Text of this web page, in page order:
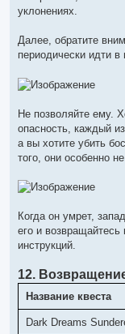
уклонениях.
Далее, обратите
периодически идти
Не позволяйте ему.
опасность, каждый
а вы хотите убить
того, они особенно
Когда он умрет,
его и
инструкций.
12.
Название квеста
Dark Dreams